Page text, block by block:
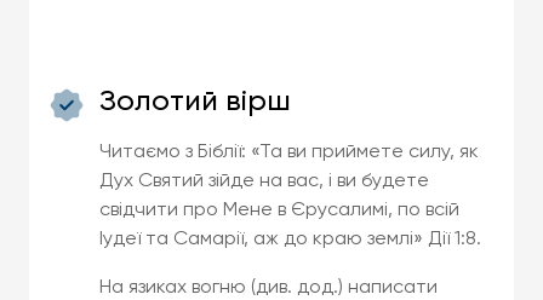
Золотий вірш
Читаємо з Біблії: «Та ви приймете силу, як
Дух Святий зійде на вас, і ви будете
свідчити про Мене в Єрусалимі, по всій
Іудеї та Самарії, аж до краю землі» Дії 1:8.
На язиках вогню (див. дод.) написати